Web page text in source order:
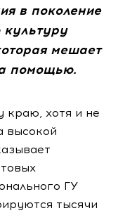
в поколение
мешает
помощью.
краю, хотя и не
высокой
ГУ
тысячи